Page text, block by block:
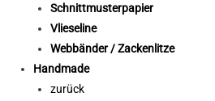
Schnittmusterpapier
Vlieseline
Webbänder / Zackenlitze
Handmade
zurück